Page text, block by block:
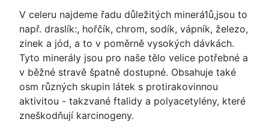
V celeru najdeme řadu důležitých minerá1ů,jsou to
např. draslík:, hořčík, chrom, sodík, vápník, železo,
zinek a jód, a to v poměrně vysokých dávkách.
Tyto minerály jsou pro naše tělo velice potřebné a
v běžné stravě špatně dostupné. Obsahuje také
osm různých skupin látek s protirakovinnou
aktivitou - takzvané ftalidy a polyacetylény, které
zneškodňují karcinogeny.